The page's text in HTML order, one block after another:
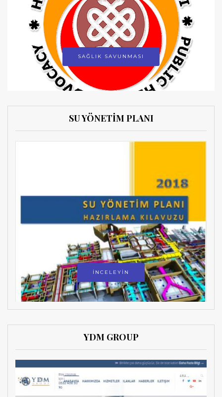
SAĞLIK SAVUNMASI
SU YÖNETİM PLANI
İNCELEYİN
YDM GROUP